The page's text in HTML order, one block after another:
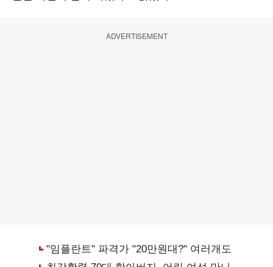
ADVERTISEMENT